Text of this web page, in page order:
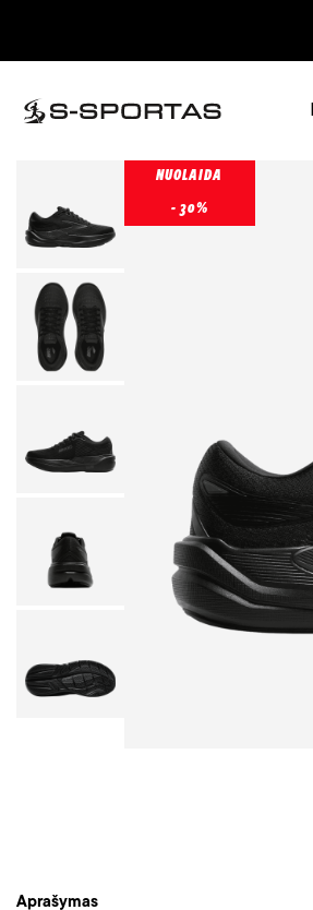
NUOLAIDA
- 30%
Aprašymas